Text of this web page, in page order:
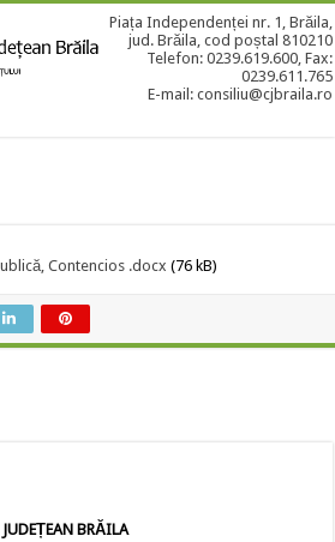
Piața Independenței nr. 1, Brăila,
jud. Brăila, cod poștal 810210
Telefon: 0239.619.600, Fax:
0239.611.765
E-mail: consiliu@cjbraila.ro
Contencios .docx (76 kB)
BRĂILA